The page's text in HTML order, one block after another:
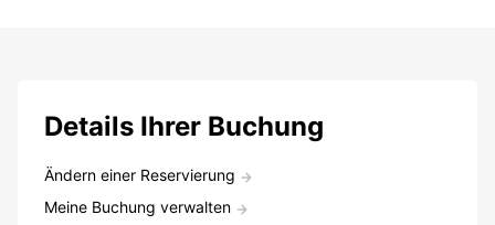
Details Ihrer Buchung
Ändern einer Reservierung
Meine Buchung verwalten